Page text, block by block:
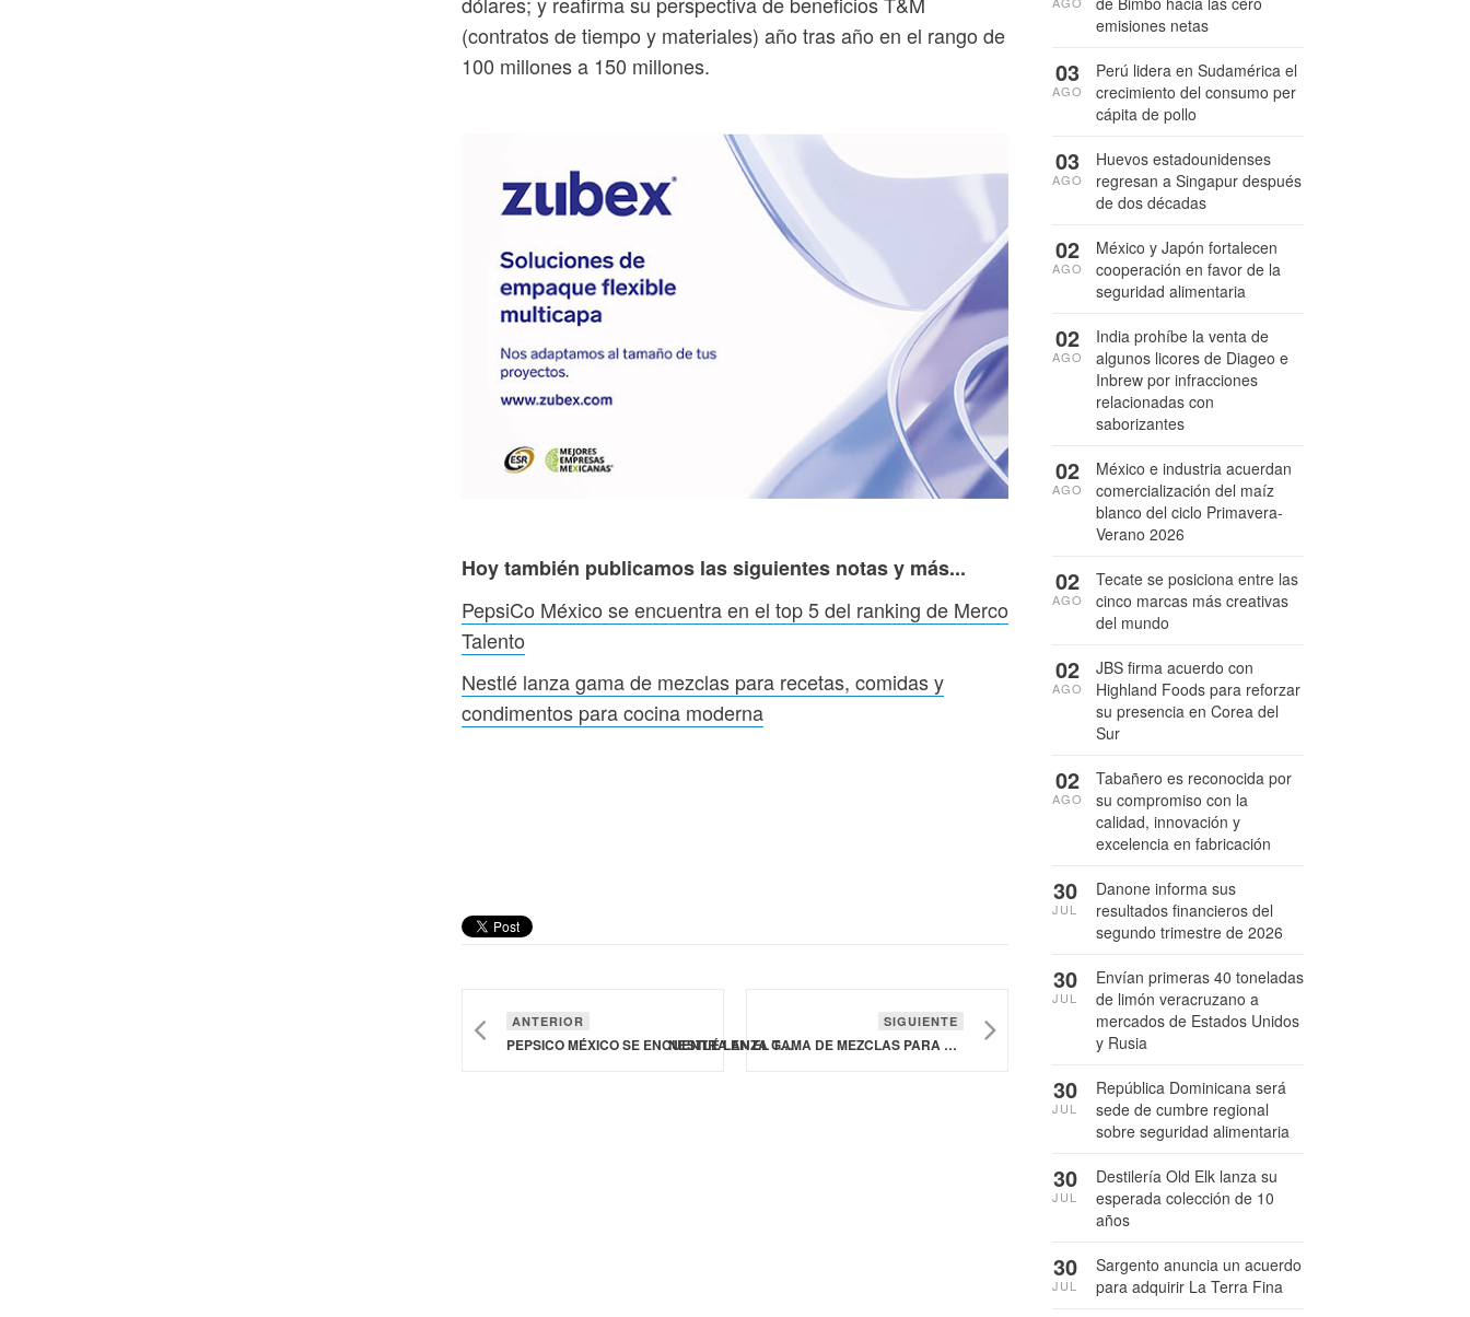
(contratos de tiempo y materiales) año tras año en el rango de
100 millones a 150 millones.
Hoy también publicamos las siguientes notas y más...
PepsiCo México se encuentra en el top 5 del ranking de Merco
Talento
Nestlé lanza gama de mezclas para recetas, comidas y
condimentos para cocina moderna
ANTERIOR
PEPSICO MÉXICO SE ENCUENTRA EN EL TOP 5 DEL RANKING DE MERCO TALENTO
SIGUIENTE
NESTLÉ LANZA GAMA DE MEZCLAS PARA RECETAS, COMIDAS Y CONDIMENTOS PARA COCINA MODERNA
emisiones netas
Perú lidera en Sudamérica el
crecimiento del consumo per
cápita de pollo
03
AGO
Huevos estadounidenses
regresan a Singapur después
de dos décadas
03
AGO
México y Japón fortalecen
cooperación en favor de la
seguridad alimentaria
02
AGO
India prohíbe la venta de
algunos licores de Diageo e
Inbrew por infracciones
relacionadas con
saborizantes
02
AGO
México e industria acuerdan
comercialización del maíz
blanco del ciclo Primavera-
Verano 2026
02
AGO
Tecate se posiciona entre las
cinco marcas más creativas
del mundo
02
AGO
JBS firma acuerdo con
Highland Foods para reforzar
su presencia en Corea del
Sur
02
AGO
Tabañero es reconocida por
su compromiso con la
calidad, innovación y
excelencia en fabricación
02
AGO
Danone informa sus
resultados financieros del
segundo trimestre de 2026
30
JUL
Envían primeras 40 toneladas
de limón veracruzano a
mercados de Estados Unidos
y Rusia
30
JUL
República Dominicana será
sede de cumbre regional
sobre seguridad alimentaria
30
JUL
Destilería Old Elk lanza su
esperada colección de 10
años
30
JUL
Sargento anuncia un acuerdo
para adquirir La Terra Fina
30
JUL